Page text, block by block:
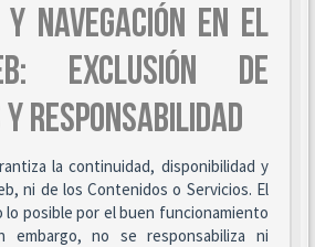
NAVEGACIÓN EN EL
EXCLUSIÓN DE
RESPONSABILIDAD
la continuidad, disponibilidad y
ni de los Contenidos o Servicios. El
lo posible por el buen funcionamiento
embargo, no se responsabiliza ni